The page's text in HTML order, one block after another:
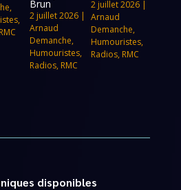
,
,
RMC
Brun
2 juillet 2026|
Arnaud
Demanche,
Humouristes,
Radios, RMC
2 juillet 2026 |
Arnaud
Demanche,
Humouristes,
Radios, RMC
disponibles